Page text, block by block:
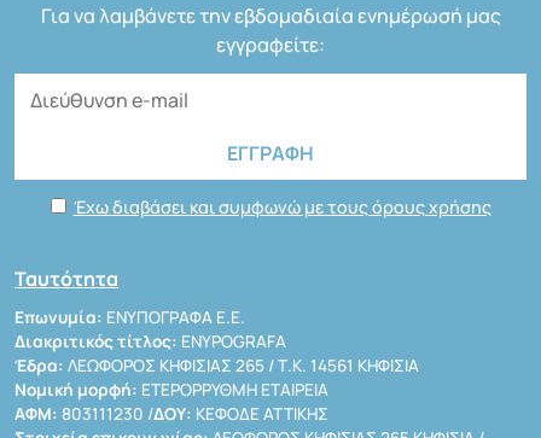
Για να λαμβάνετε την εβδομαδιαία ενημέρωσή μας
εγγραφείτε:
Έχω διαβάσει και συμφωνώ με τους όρους χρήσης
Ταυτότητα
Επωνυμία: ΕΝΥΠΟΓΡΑΦΑ Ε.Ε.
Διακριτικός τίτλος: ENYPOGRAFA
Έδρα: ΛΕΩΦΟΡΟΣ ΚΗΦΙΣΙΑΣ 265 / Τ.Κ. 14561 ΚΗΦΙΣΙΑ
Νομική μορφή: ΕΤΕΡΟΡΡΥΘΜΗ ΕΤΑΙΡΕΙΑ
ΑΦΜ: 803111230 /ΔΟΥ: ΚΕΦΟΔΕ ΑΤΤΙΚΗΣ